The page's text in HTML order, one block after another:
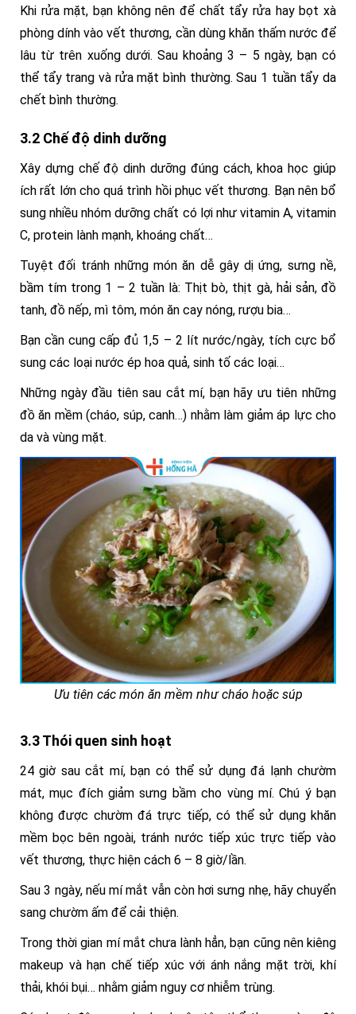
Khi rửa mặt, bạn không nên để chất tẩy rửa hay bọt xà
phòng dính vào vết thương, cần dùng khăn thấm nước để
lâu từ trên xuống dưới. Sau khoảng 3 – 5 ngày, bạn có
thể tẩy trang và rửa mặt bình thường. Sau 1 tuần tẩy da
chết bình thường.
3.2 Chế độ dinh dưỡng
Xây dựng chế độ dinh dưỡng đúng cách, khoa học giúp
ích rất lớn cho quá trình hồi phục vết thương. Bạn nên bổ
sung nhiều nhóm dưỡng chất có lợi như vitamin A, vitamin
C, protein lành mạnh, khoáng chất…
Tuyệt đối tránh những món ăn dễ gây dị ứng, sưng nề,
bầm tím trong 1 – 2 tuần là: Thịt bò, thịt gà, hải sản, đồ
tanh, đồ nếp, mì tôm, món ăn cay nóng, rượu bia…
Bạn cần cung cấp đủ 1,5 – 2 lít nước/ngày, tích cực bổ
sung các loại nước ép hoa quả, sinh tố các loại…
Những ngày đầu tiên sau cắt mí, bạn hãy ưu tiên những
đồ ăn mềm (cháo, súp, canh…) nhằm làm giảm áp lực cho
da và vùng mặt.
Ưu tiên các món ăn mềm như cháo hoặc súp
3.3 Thói quen sinh hoạt
24 giờ sau cắt mí, bạn có thể sử dụng đá lạnh chườm
mát, mục đích giảm sưng bầm cho vùng mí. Chú ý bạn
không được chườm đá trực tiếp, có thể sử dụng khăn
mềm bọc bên ngoài, tránh nước tiếp xúc trực tiếp vào
vết thương, thực hiện cách 6 – 8 giờ/lần.
Sau 3 ngày, nếu mí mắt vẫn còn hơi sưng nhẹ, hãy chuyển
sang chườm ấm để cải thiện.
Trong thời gian mí mắt chưa lành hẳn, bạn cũng nên kiêng
makeup và hạn chế tiếp xúc với ánh nắng mặt trời, khí
thải, khói bụi… nhằm giảm nguy cơ nhiễm trùng.